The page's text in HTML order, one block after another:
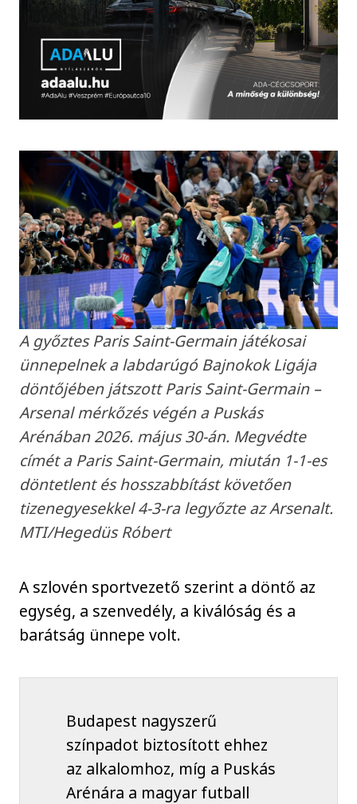
A győztes Paris Saint-Germain játékosai
ünnepelnek a labdarúgó Bajnokok Ligája
döntőjében játszott Paris Saint-Germain –
Arsenal mérkőzés végén a Puskás
Arénában 2026. május 30-án. Megvédte
címét a Paris Saint-Germain, miután 1-1-es
döntetlent és hosszabbítást követően
tizenegyesekkel 4-3-ra legyőzte az Arsenalt.
MTI/Hegedüs Róbert
A szlovén sportvezető szerint a döntő az
egység, a szenvedély, a kiválóság és a
barátság ünnepe volt.
Budapest nagyszerű
színpadot biztosított ehhez
az alkalomhoz, míg a Puskás
Arénára a magyar futball